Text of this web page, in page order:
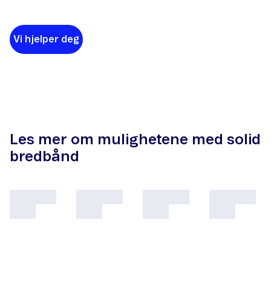
Vi hjelper deg
Les mer om mulighetene med solid
bredbånd